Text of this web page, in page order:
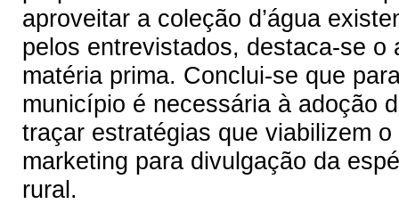
aproveitar a coleção d’água
pelos entrevistados, destaca-se
matéria prima. Conclui-se que
município é necessária à adoção
traçar estratégias que viabilizem
marketing para divulgação da
rural.